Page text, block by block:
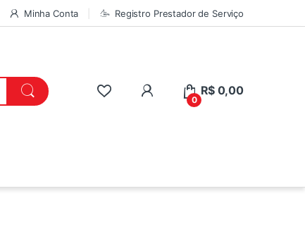
Minha Conta Registro Prestador de Serviço
0
R$0,00